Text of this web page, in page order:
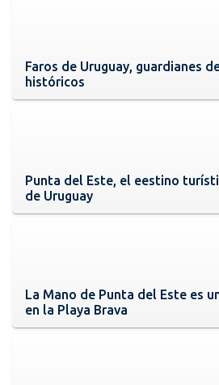
Faros de Uruguay, guardianes
históricos
Punta del Este, el eestino
de Uruguay
La Mano de Punta del Este es
en la Playa Brava